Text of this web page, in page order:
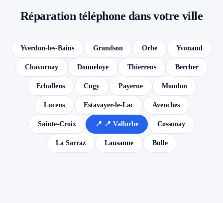
Réparation téléphone dans votre ville
Yverdon-les-Bains Grandson Orbe Yvonand
Chavornay Donneloye Thierrens Bercher
Echallens Cugy Payerne Moudon
Lucens Estavayer-le-Lac Avenches
Sainte-Croix 📍 📍 Vallorbe Cossonay
La Sarraz Lausanne Bulle